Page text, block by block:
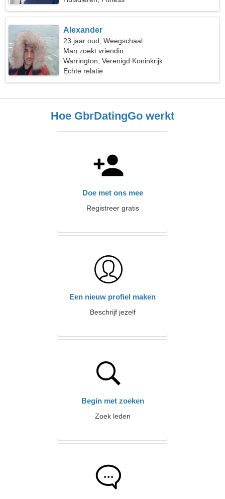
Alexander
23 jaar oud, Weegschaal
Man zoekt vriendin
Warrington, Verenigd Koninkrijk
Echte relatie
Hoe GbrDatingGo werkt
Doe met ons mee
Registreer gratis
Een nieuw profiel maken
Beschrijf jezelf
Begin met zoeken
Zoek leden